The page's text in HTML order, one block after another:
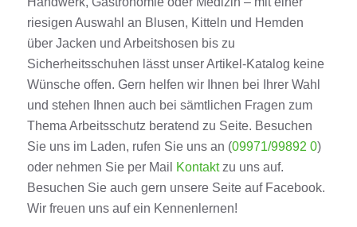
riesigen Auswahl an Blusen, Kitteln und Hemden
über Jacken und Arbeitshosen bis zu
Sicherheitsschuhen lässt unser Artikel-Katalog keine
Wünsche offen. Gern helfen wir Ihnen bei Ihrer Wahl
und stehen Ihnen auch bei sämtlichen Fragen zum
Thema Arbeitsschutz beratend zu Seite. Besuchen
Sie uns im Laden, rufen Sie uns an (09971/99892 0)
oder nehmen Sie per Mail
Kontaktzu uns auf.
Besuchen Sie auch gern unsere Seite auf Facebook.
Wir freuen uns auf ein Kennenlernen!